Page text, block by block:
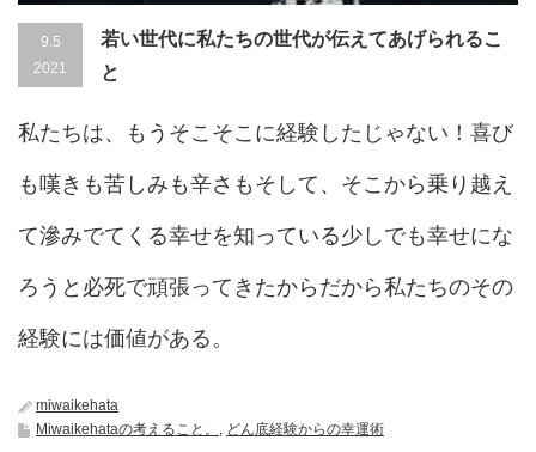
9.5
2021
若い世代に私たちの世代が伝えてあげられるこ
と
私たちは、もうそこそこに経験したじゃない！喜び
も嘆きも苦しみも辛さもそして、そこから乗り越え
て滲みでてくる幸せを知っている少しでも幸せにな
ろうと必死で頑張ってきたからだから私たちのその
経験には価値がある。
miwaikehata
Miwaikehataの考えること。 , どん底経験からの幸運術